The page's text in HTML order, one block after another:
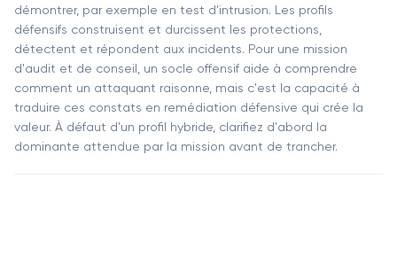
démontrer, par exemple en test d'intrusion. Les profils
défensifs construisent et durcissent les protections,
détectent et répondent aux incidents. Pour une mission
d'audit et de conseil, un socle offensif aide à comprendre
comment un attaquant raisonne, mais c'est la capacité à
traduire ces constats en remédiation défensive qui crée la
valeur. À défaut d'un profil hybride, clarifiez d'abord la
dominante attendue par la mission avant de trancher.